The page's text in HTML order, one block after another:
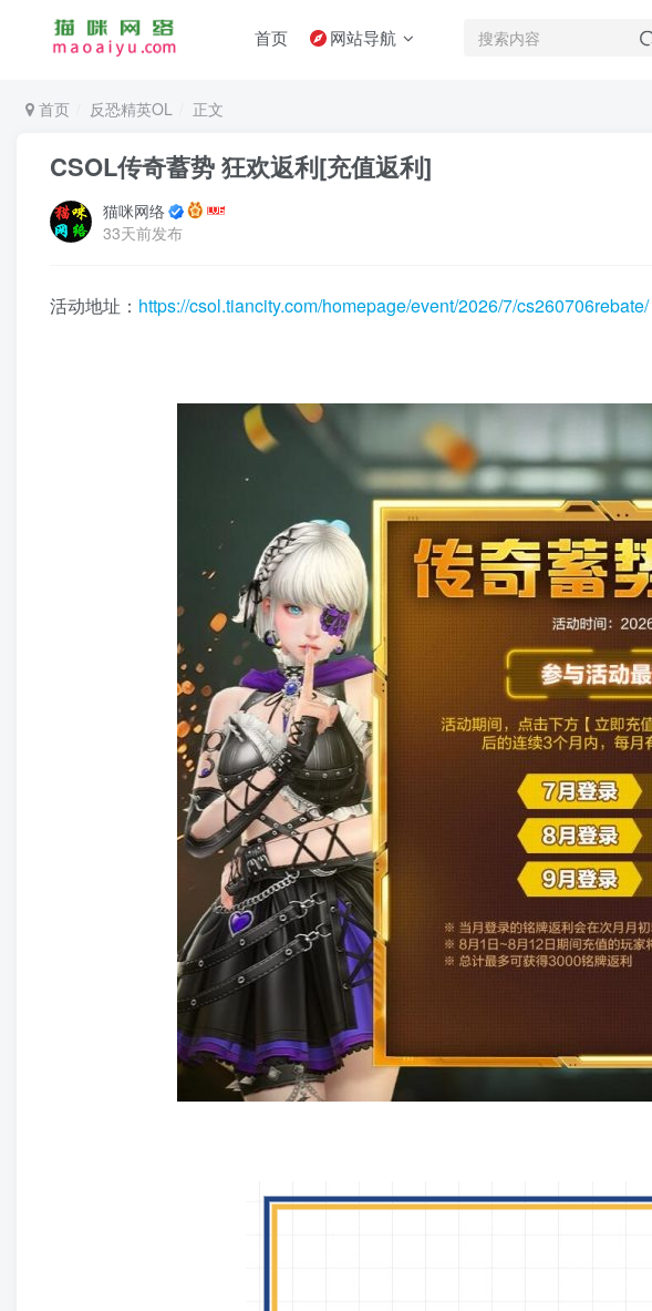
首页 网站导航
首页 反恐精英OL 正文
CSOL传奇蓄势 狂欢返利[充值返利]
猫咪网络
33天前发布
活动地址： https://csol.tiancity.com/homepage/event/2026/7/cs260706rebate/